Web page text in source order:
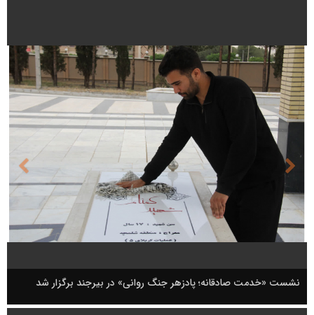
نشست «خدمت صادقانه؛ پادزهر جنگ روانی» در بیرجند برگزار شد